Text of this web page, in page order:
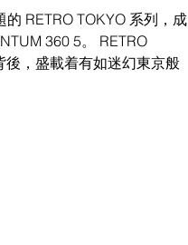
RETRO TOKYO 系列，成
360 5。 RETRO
，盛載着有如迷幻東京般